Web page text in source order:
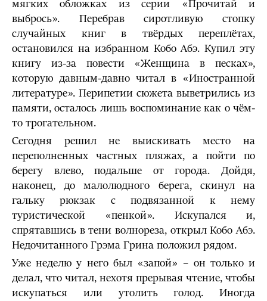
мягких обложках из серии «Прочитай и
выбрось». Перебрав сиротливую стопку
случайных книг в твёрдых переплётах,
остановился на избранном Кобо Абэ. Купил эту
книгу из-за повести «Женщина в песках»,
которую давным-давно читал в «Иностранной
литературе». Перипетии сюжета выветрились из
памяти, осталось лишь воспоминание как о чём-
то трогательном.
Сегодня решил не выискивать место на
переполненных частных пляжах, а пойти по
берегу влево, подальше от города. Дойдя,
наконец, до малолюдного берега, скинул на
гальку рюкзак с подвязанной к нему
туристической «пенкой». Искупался и,
спрятавшись в тени волнореза, открыл Кобо Абэ.
Недочитанного Грэма Грина положил рядом.
Уже неделю у него был «запой» – он только и
делал, что читал, нехотя прерывая чтение, чтобы
искупаться или утолить голод. Иногда